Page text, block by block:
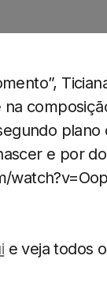
e por
e veja todos